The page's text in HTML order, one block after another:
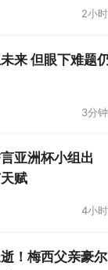
关闭时尚未有
未签约，心急
玩笑地表示
出现在这里，
时间紧迫，用
在这。已经
2小
来 但眼下难题
3分
亚洲杯小组出
赋
4小
逝！梅西父亲豪尔